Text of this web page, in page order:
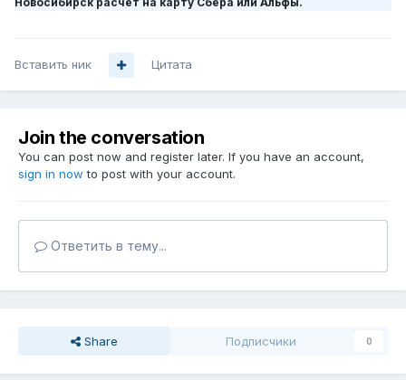
Вставить ник Цитата
Join the conversation
You can post now and register later. If you have an account,
sign in now to post with your account.
Ответить в тему...
Share Подписчики 0